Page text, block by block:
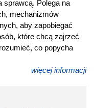
sprawcą. Polega na
mechanizmów
aby zapobiegać
które chcą zajrzeć
co popycha
więcej informacji